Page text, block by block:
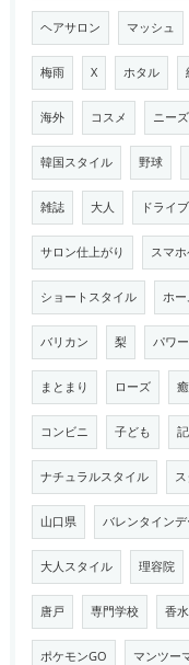
ヘアサロン マッシュ
梅雨 X ホタル
海外 コスメ ニーズ
韓国スタイル 野球
雑誌 大人 ドライブ
サロン仕上がり スマ
ショートスタイル ホ
バリカン 梨 パワ
まとまり ローズ
コンビニ 子ども
ナチュラルスタイル
山口県 バレンタインデ
大人スタイル 理容院
唐戸 専門学校 香
ポケモンGO マンツー